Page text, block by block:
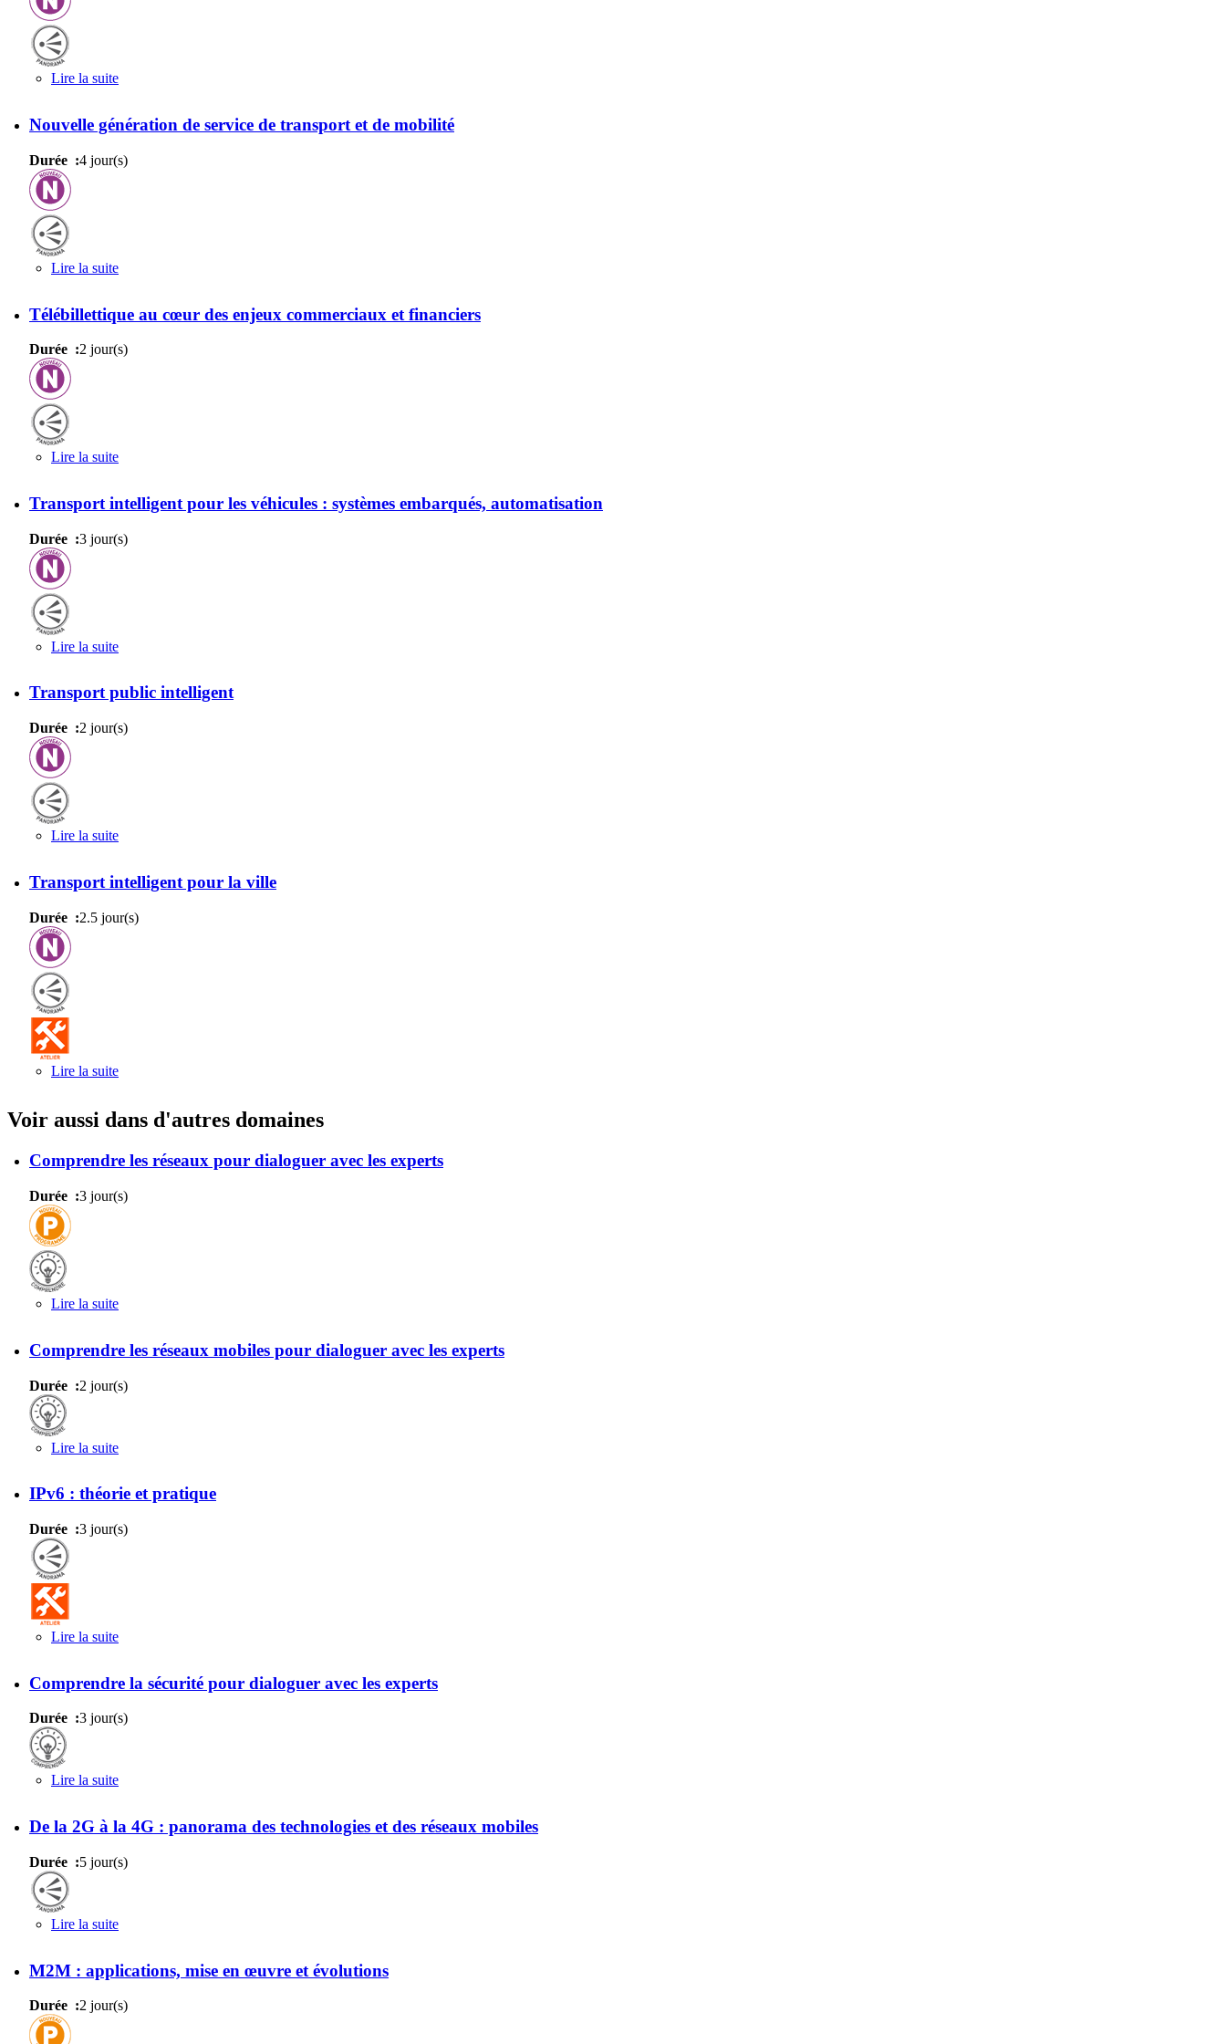
Lire la suite
Nouvelle génération de service de transport et de mobilité
Durée :4 jour(s)
Lire la suite
Télébillettique au cœur des enjeux commerciaux et financiers
Durée :2 jour(s)
Lire la suite
Transport intelligent pour les véhicules : systèmes embarqués, automatisation
Durée :3 jour(s)
Lire la suite
Transport public intelligent
Durée :2 jour(s)
Lire la suite
Transport intelligent pour la ville
Durée :2.5 jour(s)
Lire la suite
Voir aussi dans d'autres domaines
Comprendre les réseaux pour dialoguer avec les experts
Durée :3 jour(s)
Lire la suite
Comprendre les réseaux mobiles pour dialoguer avec les experts
Durée :2 jour(s)
Lire la suite
IPv6 : théorie et pratique
Durée :3 jour(s)
Lire la suite
Comprendre la sécurité pour dialoguer avec les experts
Durée :3 jour(s)
Lire la suite
De la 2G à la 4G : panorama des technologies et des réseaux mobiles
Durée :5 jour(s)
Lire la suite
M2M : applications, mise en œuvre et évolutions
Durée :2 jour(s)